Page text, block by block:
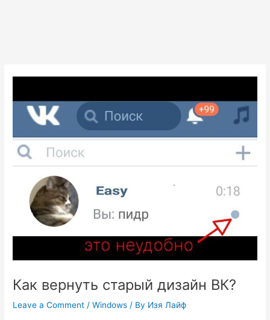
Как вернуть старый дизайн ВК?
Leave a Comment /Windows / By Изя Лайф